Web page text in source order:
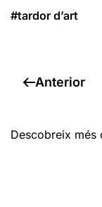
#tardor d’art
Anterior
Descobreix més